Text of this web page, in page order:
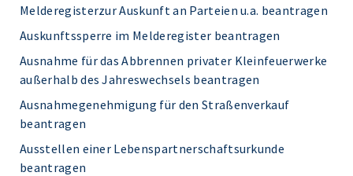
Melderegisterzur Auskunft an Parteien u.a. beantragen
Auskunftssperre im Melderegister beantragen
Ausnahme für das Abbrennen privater Kleinfeuerwerke
außerhalb des Jahreswechsels beantragen
Ausnahmegenehmigung für den Straßenverkauf
beantragen
Ausstellen einer Lebenspartnerschaftsurkunde
beantragen